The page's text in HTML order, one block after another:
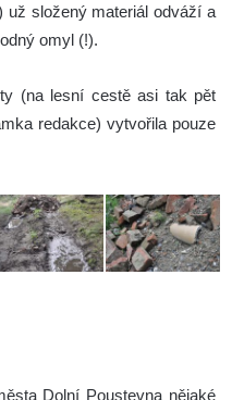
už složený materiál odváží a
omyl (!).
(na lesní cestě asi tak pět
redakce) vytvořila pouze
Dolní Poustevna nějaké